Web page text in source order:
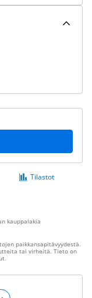
Tilastot
kauppalakia
paikkansapitävyydestä.
tai virheitä. Tieto on